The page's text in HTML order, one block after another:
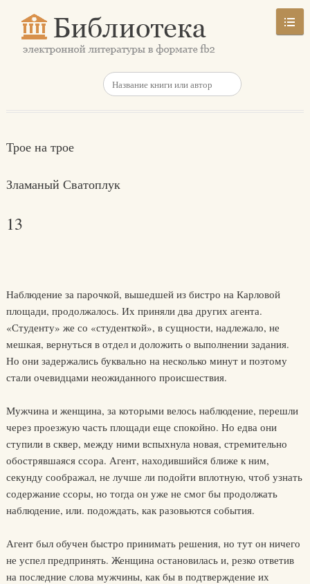
Трое на трое
Зламаный Сватоплук
13
Наблюдение за парочкой, вышедшей из бистро на Карловой
площади, продолжалось. Их приняли два других агента.
«Студенту» же со «студенткой», в сущности, надлежало, не
мешкая, вернуться в отдел и доложить о выполнении задания.
Но они задержались буквально на несколько минут и поэтому
стали очевидцами неожиданного происшествия.
Мужчина и женщина, за которыми велось наблюдение, перешли
через проезжую часть площади еще спокойно. Но едва они
ступили в сквер, между ними вспыхнула новая, стремительно
обострявшаяся ссора. Агент, находившийся ближе к ним,
секунду соображал, не лучше ли подойти вплотную, чтоб узнать
содержание ссоры, но тогда он уже не смог бы продолжать
наблюдение, или. подождать, как разовьются события.
Агент был обучен быстро принимать решения, но тут он ничего
не успел предпринять. Женщина остановилась и, резко ответив
на последние слова мужчины, как бы в подтверждение их